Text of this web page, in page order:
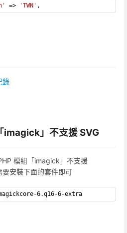
=> 'TWN' ,
錄
imagick」不支援 SVG
模組「imagick」不支援
要安裝下面的套件即可
6.q16-6-extra